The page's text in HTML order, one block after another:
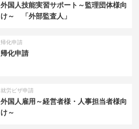
外国人技能実習サポート～監理団体様向
け～ 「外部監査人」
帰化申請
帰化申請
就労ビザ申請
外国人雇用～経営者様・人事担当者様向
け～